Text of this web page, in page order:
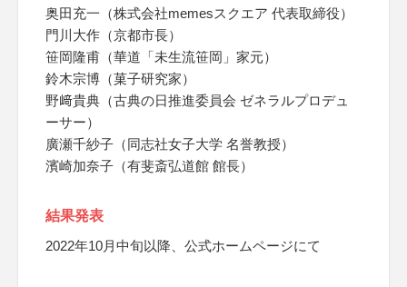
奥田充一（株式会社memesスクエア 代表取締役）
門川大作（京都市長）
笹岡隆甫（華道「未生流笹岡」家元）
鈴木宗博（菓子研究家）
野﨑貴典（古典の日推進委員会 ゼネラルプロデュ
ーサー）
廣瀬千紗子（同志社女子大学 名誉教授）
濱崎加奈子（有斐斎弘道館 館長）
結果発表
2022年10月中旬以降、公式ホームページにて